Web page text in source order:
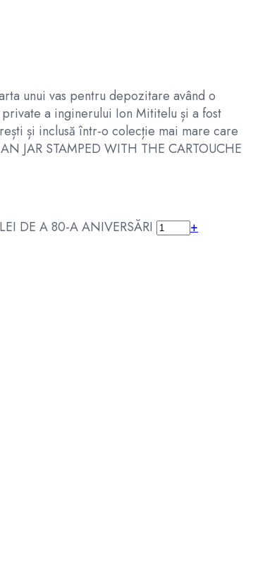
unui vas pentru depozitare având o
a inginerului Ion Mititelu și a fost
și inclusă într-o colecție mai mare care
JAR STAMPED WITH THE CARTOUCHE
DE A 80-A ANIVERSĂRI +